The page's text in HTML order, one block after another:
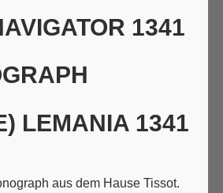
1341
LEMANIA 1341
aus dem Hause Tissot.